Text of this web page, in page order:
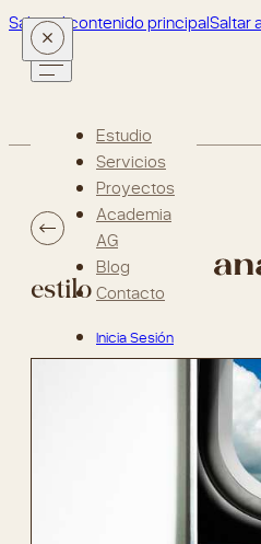
Saltar al contenido principalSaltar
Estudio
Servicios
Proyectos
Academia
AG
Blog
Contacto
Inicia Sesión
o Regístrate
estilo